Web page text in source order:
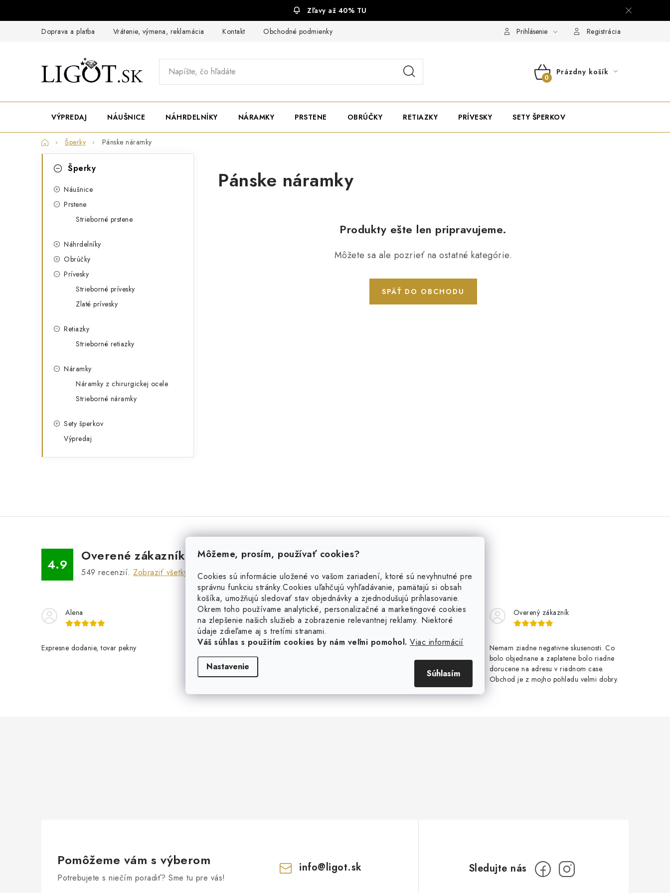
Môžeme, prosím, používať cookies?
Cookies sú informácie uložené vo vašom zariadení, ktoré sú nevyhnutné pre
správnu funkciu stránky.Cookies uľahčujú vyhľadávanie, pamätajú si obsah
košíka, umožňujú sledovať stav objednávky a zjednodušujú prihlasovanie.
Okrem toho používame analytické, personalizačné a marketingové cookies
na zlepšenie našich služieb a zobrazenie relevantnej reklamy. Niektoré
údaje zdieľame aj s tretími stranami.
Váš súhlas s použitím cookies by nám veľmi pomohol. Viac informácií
Nastavenie
Súhlasím
Zľavy až 40% TU
Doprava a platba Vrátenie, výmena, reklamácia Kontakt Obchodné podmienky Prihlásenie Registrácia
NÁKUPNÝ
Prázdny košík
VÝPREDAJ NÁUŠNICE NÁHRDELNÍKY NÁRAMKY PRSTENE OBRÚČKY RETIAZKY PRÍVESKY SETY ŠPERKOV
DomovŠperky Pánske náramky
B
kategórieŠperky
Náušnice
Prstene
Strieborné prstene
Náhrdelníky
Obrúčky
Prívesky
Strieborné prívesky
Zlaté prívesky
Retiazky
Strieborné retiazky
Náramky
Náramky z chirurgickej ocele
Strieborné náramky
Sety šperkov
Výpredaj
Pánske náramky
Produkty ešte len pripravujeme.
Môžete sa ale pozrieť na ostatné kategórie.
SPÄŤ DO OBCHODU
4.9
Overené zákazníkmi
549 recenzií. Zobraziť všetky recenzie
Alena
Expresne dodanie, tovar pekny
Overený zákazník
Všetko bolo v poriadku. Balík mi odoslali
rýchlo. Náramok je krásny. Odporúčam.
Overený zákazník
Veľká spokojnosť krásny šperk, rýchle
Overený zákazník
Nemam ziadne negativne skusenosti. Co
bolo objednane a zaplatene bolo riadne
dorucene na adresu v riadnom case.
Obchod je z mojho pohladu velmi dobry.
Pomôžeme vám s výberom
Potrebujete s niečím poradiť? Sme tu pre vás!
info@ligot.sk